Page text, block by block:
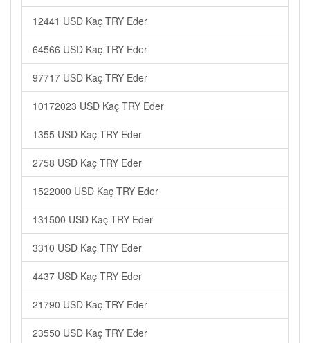
12441 USD Kaç TRY Eder
64566 USD Kaç TRY Eder
97717 USD Kaç TRY Eder
10172023 USD Kaç TRY Eder
1355 USD Kaç TRY Eder
2758 USD Kaç TRY Eder
1522000 USD Kaç TRY Eder
131500 USD Kaç TRY Eder
3310 USD Kaç TRY Eder
4437 USD Kaç TRY Eder
21790 USD Kaç TRY Eder
23550 USD Kaç TRY Eder